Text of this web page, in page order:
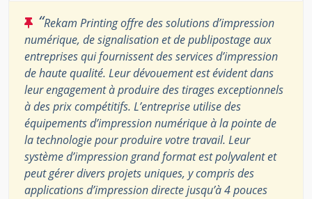
“Rekam Printing offre des solutions d’impression
numérique, de signalisation et de publipostage aux
entreprises qui fournissent des services d’impression
de haute qualité. Leur dévouement est évident dans
leur engagement à produire des tirages exceptionnels
à des prix compétitifs. L’entreprise utilise des
équipements d’impression numérique à la pointe de
la technologie pour produire votre travail. Leur
système d’impression grand format est polyvalent et
peut gérer divers projets uniques, y compris des
applications d’impression directe jusqu’à 4 pouces